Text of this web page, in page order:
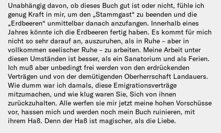
Unabhängig davon, ob dieses Buch gut ist oder nicht, fühle ich
genug Kraft in mir, um den „Stammgast“ zu beenden und die
„Erdbeeren“ unmittelbar danach anzufangen. Innerhalb eines
Jahres könnte ich die Erdbeeren fertig haben. Es kommt für mich
nicht so sehr darauf an, auszuruhen, als in Ruhe – aber in
vollkommen seelischer Ruhe – zu arbeiten. Meine Arbeit unter
diesen Umständen ist besser, als ein Sanatorium und als Ferien.
Ich muß aber unbedingt frei werden von den erdrückenden
Verträgen und von der demütigenden Oberherrschaft Landauers.
Wie dumm war ich damals, diese Emigrationsverträge
mitzumachen, und wie klug waren Sie, Sich von ihnen
zurückzuhalten. Alle werfen sie mir jetzt meine hohen Vorschüsse
vor, hassen mich und werden noch mein Buch ruinieren, mit
ihrem Haß. Denn der Haß ist magischer, als die Liebe.